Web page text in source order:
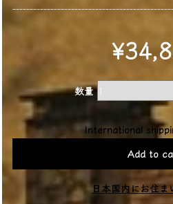
数量
International
Add to
日本国内にお住ま